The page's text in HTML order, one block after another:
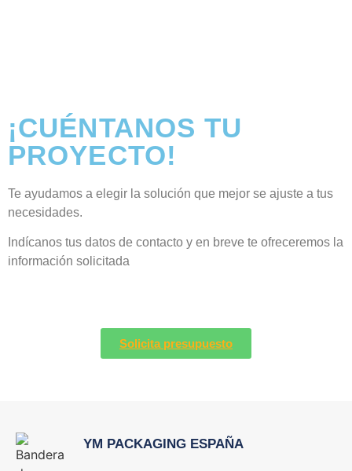
¡CUÉNTANOS TU
PROYECTO!
Te ayudamos a elegir la solución que mejor se ajuste a tus
necesidades.
Indícanos tus datos de contacto y en breve te ofreceremos la
información solicitada
Solicita presupuesto
YM PACKAGING ESPAÑA